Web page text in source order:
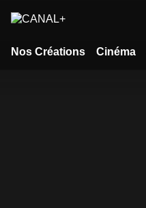
Nos Créations Cinéma